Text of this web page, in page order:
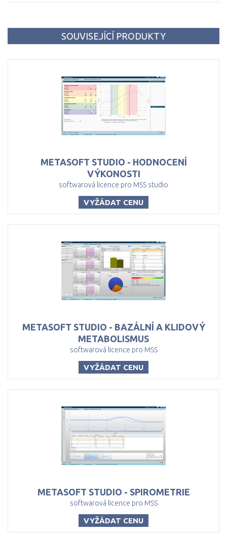
SOUVISEJÍCÍ PRODUKTY
METASOFT STUDIO - HODNOCENÍ
VÝKONOSTI
softwarová licence pro MSS studio
VYŽÁDAT CENU
METASOFT STUDIO - BAZÁLNÍ A KLIDOVÝ
METABOLISMUS
softwarová licence pro MSS
VYŽÁDAT CENU
METASOFT STUDIO - SPIROMETRIE
softwarová licence pro MSS
VYŽÁDAT CENU